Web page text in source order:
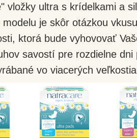
vložky ultra s krídelkami a
je skôr otázkou
ktorá bude vyhovovať
savostí pre rozdielne
vo viacerých